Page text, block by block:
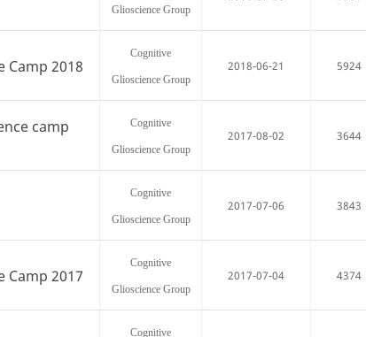
Glioscience Group
Camp 2018
Cognitive
Glioscience Group
2018-06-21 5924
camp
Cognitive
Glioscience Group
2017-08-02 3644
Cognitive
Glioscience Group
2017-07-06 3843
Camp 2017
Cognitive
Glioscience Group
2017-07-04 4374
Cognitive